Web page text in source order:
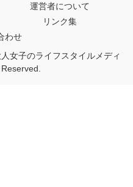
運営者について
リンク集
わせ
女子のライフスタイルメディ